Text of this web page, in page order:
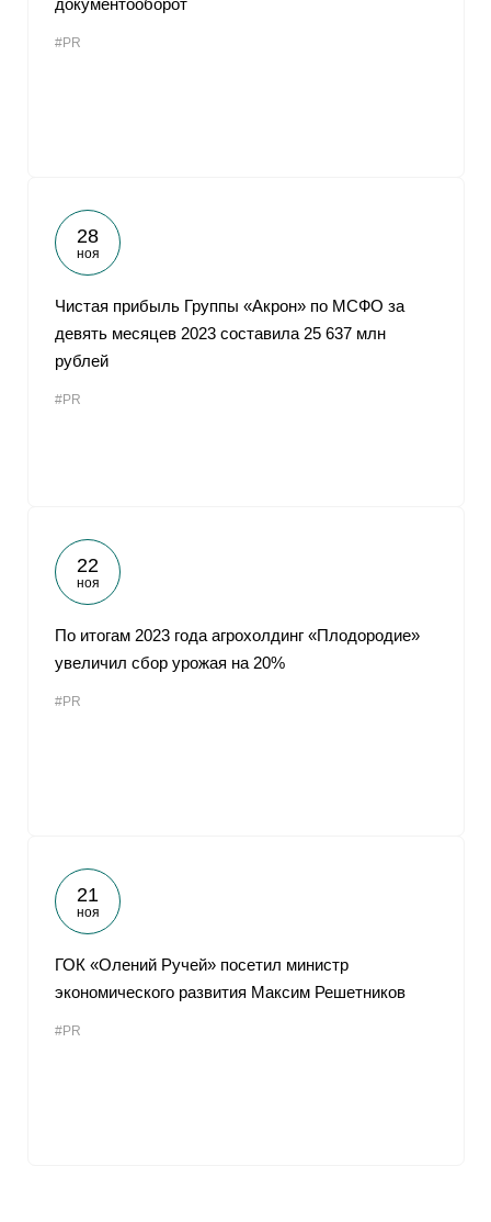
документооборот
#PR
28
ноя
Чистая прибыль Группы «Акрон» по МСФО за
девять месяцев 2023 составила 25 637 млн
рублей
#PR
22
ноя
По итогам 2023 года агрохолдинг «Плодородие»
увеличил сбор урожая на 20%
#PR
21
ноя
ГОК «Олений Ручей» посетил министр
экономического развития Максим Решетников
#PR